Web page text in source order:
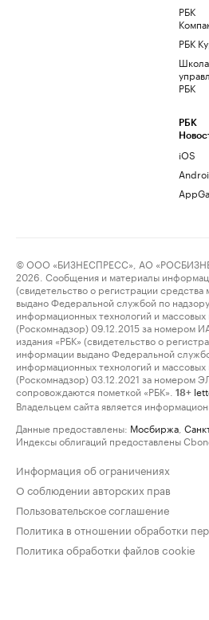
РБК
РБК
Школа
РБК
РБК
iOS
© ООО «БИЗНЕСПРЕСС», АО
2026. Сообщения и материалы
(свидетельство о регистрации
выдано Федеральной службой по
информационных технологий и
(Роскомнадзор) 09.12.2015 за номером
издания «РБК» (свидетельство о
информации выдано Федеральной
информационных технологий и
(Роскомнадзор) 03.12.2021 за номером
сопровождаются пометкой «РБК».
18+
Владельцем сайта является
Данные предоставлены: Мосбиржа
Индексы облигаций предоставлены
Информация об ограничениях
О соблюдении авторских прав
Пользовательское соглашение
Политика в отношении обработки
Политика обработки файлов cookie